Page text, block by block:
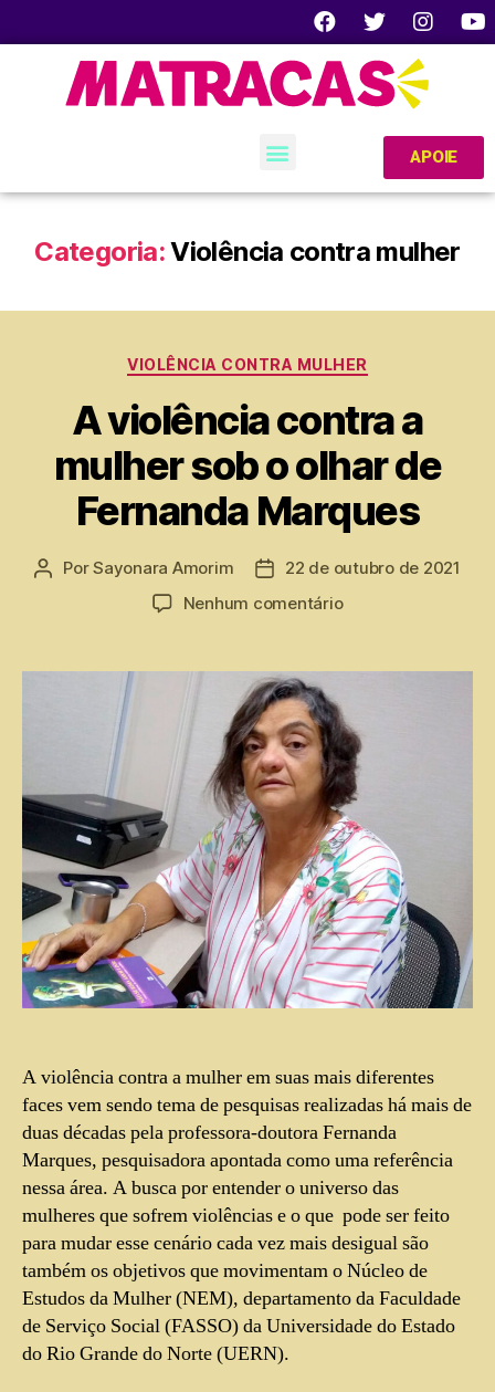
APOIE
Categoria:Violência contra mulher
VIOLÊNCIA CONTRA MULHER
A violência contra a
mulher sob o olhar de
Fernanda Marques
PorSayonara Amorim
22 de outubro de 2021
Nenhum comentário
A violência contra a mulher em suas mais diferentes
faces vem sendo tema de pesquisas realizadas há mais de
duas décadas pela professora-doutora Fernanda
Marques, pesquisadora apontada como uma referência
nessa área. A busca por entender o universo das
mulheres que sofrem violências e o que pode ser feito
para mudar esse cenário cada vez mais desigual são
também os objetivos que movimentam o Núcleo de
Estudos da Mulher (NEM), departamento da Faculdade
de Serviço Social (FASSO) da Universidade do Estado
do Rio Grande do Norte (UERN).